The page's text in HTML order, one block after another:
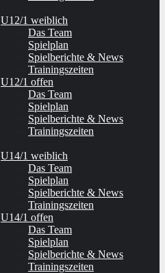
U12/1 weiblich
Das Team
Spielplan
Spielberichte & News
Trainingszeiten
U12/1 offen
Das Team
Spielplan
Spielberichte & News
Trainingszeiten
U14/1 weiblich
Das Team
Spielplan
Spielberichte & News
Trainingszeiten
U14/1 offen
Das Team
Spielplan
Spielberichte & News
Trainingszeiten